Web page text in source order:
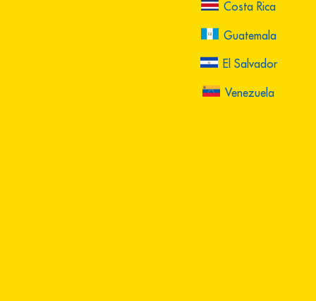
Costa Rica
Guatemala
El Salvador
Venezuela